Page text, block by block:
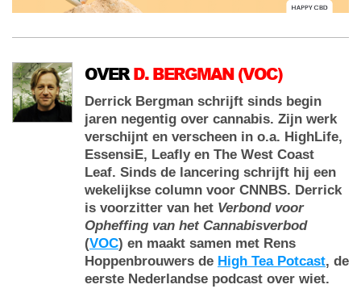
OVERD. BERGMAN (VOC)
Derrick Bergman schrijft sinds begin
jaren negentig over cannabis. Zijn werk
verschijnt en verscheen in o.a. HighLife,
EssensiE, Leafly en The West Coast
Leaf. Sinds de lancering schrijft hij een
wekelijkse column voor CNNBS. Derrick
is voorzitter van het Verbond voor
Opheffing van het Cannabisverbod
(VOC) en maakt samen met Rens
Hoppenbrouwers de High Tea Potcast, de
eerste Nederlandse podcast over wiet.